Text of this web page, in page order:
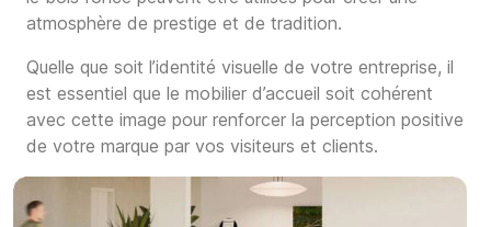
atmosphère de prestige et de tradition.
Quelle que soit l’identité visuelle de votre entreprise, il
est essentiel que le mobilier d’accueil soit cohérent
avec cette image pour renforcer la perception positive
de votre marque par vos visiteurs et clients.